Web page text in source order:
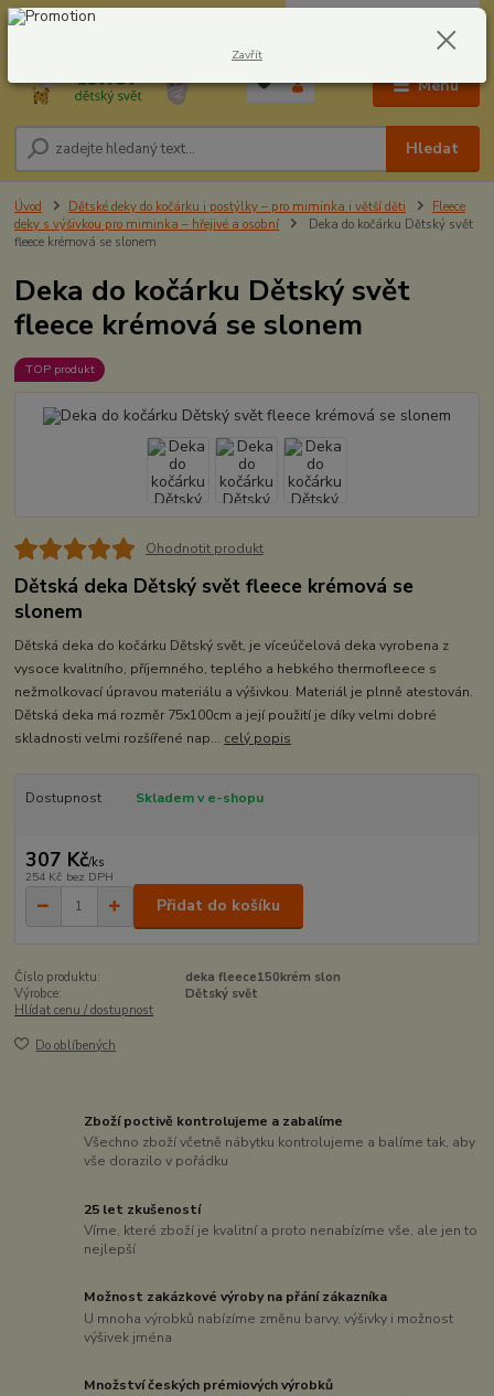
Menu
Hledat
604278943 0,00 Kč
Úvod Dětské deky do kočárku i postýlky – pro miminka i větší děti
Fleece
deky s výšivkou pro miminka – hřejivé a osobní
Deka do kočárku Dětský svět
fleece krémová se slonem
Deka do kočárku Dětský svět
fleece krémová se slonem
TOP produkt
Ohodnotit produkt
Dětská deka Dětský svět fleece krémová se
slonem
Dětská deka do kočárku Dětský svět, je víceúčelová deka vyrobena z
vysoce kvalitního, příjemného, teplého a hebkého thermofleece s
nežmolkovací úpravou materiálu a výšivkou. Materiál je plnně atestován.
Dětská deka má rozměr 75x100cm a její použití je díky velmi dobré
skladnosti velmi rozšířené nap... celý popis
Dostupnost Skladem v e-shopu
307 Kč/ks
254 Kč bez DPH
Přidat do košíku
Číslo produktu:
deka fleece150krém slon
Výrobce:
Dětský svět
Hlídat cenu / dostupnost
Do oblíbených
Zboží poctivě kontrolujeme a zabalíme
Všechno zboží včetně nábytku kontrolujeme a balíme tak, aby
vše dorazilo v pořádku
25 let zkušeností
Víme, které zboží je kvalitní a proto nenabízíme vše, ale jen to
nejlepší
Možnost zakázkové výroby na přání zákazníka
U mnoha výrobků nabízíme změnu barvy, výšivky i možnost
výšivek jména
Množství českých prémiových výrobků
Zavřít